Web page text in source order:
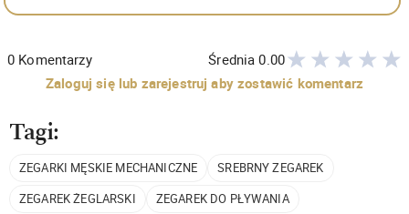
0 Komentarzy Średnia0.00
Zaloguj się lub zarejestruj aby zostawić komentarz
Tagi:
ZEGARKI MĘSKIE MECHANICZNE
SREBRNY ZEGAREK
ZEGAREK ŻEGLARSKI
ZEGAREK DO PŁYWANIA